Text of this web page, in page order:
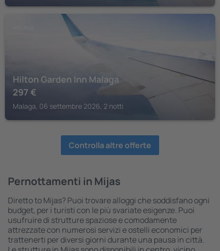
Hilton Garden Inn Malaga
297 €
Malaga, 06 settembre 2026, 2 notti
Controlla altre offerte
Pernottamenti in Mijas
Diretto to Mijas? Puoi trovare alloggi che soddisfano ogni
budget, per i turisti con le più svariate esigenze. Puoi
usufruire di strutture spaziose e comodamente
attrezzate con numerosi servizi e ostelli economici per
trattenerti per diversi giorni durante una pausa in città.